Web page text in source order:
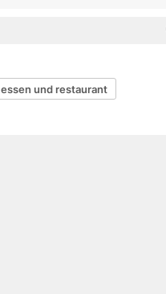
essen und restaurant